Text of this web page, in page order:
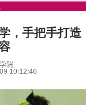
，手把手打造
院
10:12:46